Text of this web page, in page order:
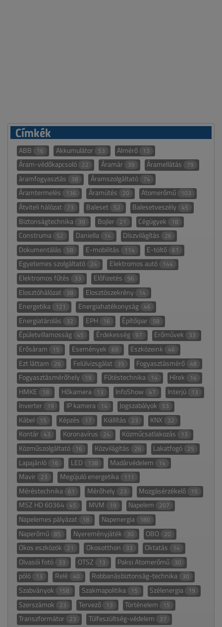
Címkék
ABB 16 Akkumulátor 53 Almérő 13
Áram-védőkapcsoló 22 Áramár 39 Áramellátás 79
áramfogyasztás 38 Áramszolgáltató 74
Áramtermelés 136 Áramütés 20 Atomerőmű 103
Átviteli hálózat 73 Baleset 52 Balesetveszély 45
Biztonságtechnika 39 Bojler 21 Cégügyek 18
Construma 52 Daniella 14 Díszvilágítás 26
Dokumentálás 58 E-mobilitás 114 E-töltő 61
Egyetemes szolgáltató 24 Elektromos autó 144
Elektromos fűtés 33 Előfizetés 96
Elosztóhálózat 38 Elosztószekrény 14
Energetika 121 Energiahatékonyság 46
Energiatárolás 32 EPH 16 Építőipar 58
Épületvillamosság 45 Érdekesség 97 Erőművek 33
Erősáram 15 Események 69 Eszközeink 46
Ezt láttam 26 Felülvizsgálat 35 Fogyasztásmérő 48
Fogyasztásmérőhely 19 Fűtéstechnika 14 Hírek 14
HMKE 18 Hőkamera 13 InfoShow 47 Interjú 13
Inverter 19 IP kamera 14 Jogszabályok 53
Kábel 15 Képzés 17 Kiállítás 23 KNX 32
Kontár 43 Koronavírus 24 Közműcsatlakozás 13
Közműszolgáltató 16 Közvilágítás 26 Lakatfogó 25
Lapajánló 16 LED 138 Madárvédelem 14
Mavir 23 Megújuló energetika 111
Méréstechnika 61 Mérőhely 23 Mozgásérzékelő 15
MSZ HD 60364 45 MVM 19 Napelem 207
Napelemes pályázat 18 Napenergia 180
Naperőmű 85 Nyereményjáték 30 OBO 20
Okos eszközök 21 Okosotthon 33 Oktatás 14
Olvasói fotó 33 OTSZ 13 Paksi Atomerőmű 30
póló 13 Relé 40 Robbanásbiztonság-technika 30
Szabványok 158 Szakmapolitika 15 Szélenergia 19
Szerszámok 23 Tervező 13 Történelem 15
Transzformátor 23 Túlfeszültség-védelem 37